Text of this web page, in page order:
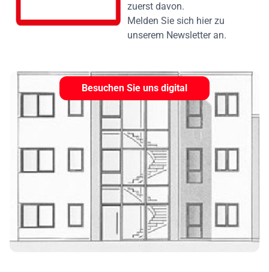
zuerst davon.
Melden Sie sich hier zu
unserem Newsletter an.
Besuchen Sie uns digital